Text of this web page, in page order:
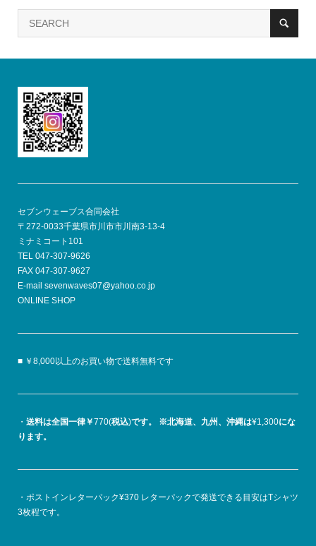
セブンウェーブス合同会社
〒272-0033千葉県市川市市川南3-13-4
ミナミコート101
TEL 047-307-9626
FAX 047-307-9627
E-mail sevenwaves07@yahoo.co.jp
ONLINE SHOP
■ ￥8,000以上のお買い物で送料無料です
・ 送料は全国一律￥770(税込)です。 ※北海道、九州、沖縄は¥1,300にな
ります。
・ポストインレターパック¥370 レターパックで発送できる目安はTシャツ
3枚程です。